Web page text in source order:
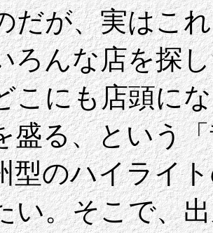
だが、実はこ
ろんな店を探
こにも店頭に
盛る、という
型のハイライ
い。そこで、